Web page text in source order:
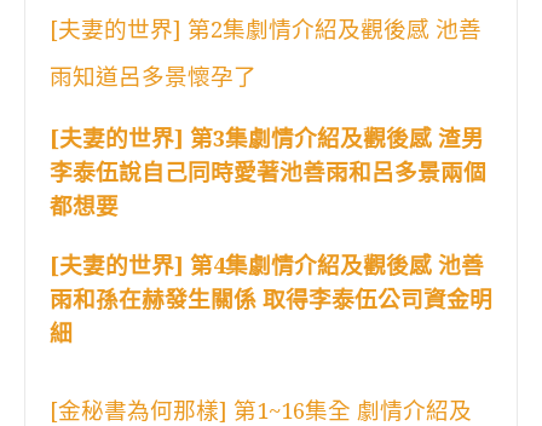
[夫妻的世界] 第2集劇情介紹及觀後感 池善
雨知道呂多景懷孕了
[夫妻的世界] 第3集劇情介紹及觀後感 渣男
李泰伍說自己同時愛著池善雨和呂多景兩個
都想要
[夫妻的世界] 第4集劇情介紹及觀後感 池善
雨和孫在赫發生關係 取得李泰伍公司資金明
細
[金秘書為何那樣] 第1~16集全 劇情介紹及